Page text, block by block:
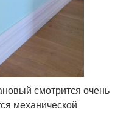
смотрится очень
механической